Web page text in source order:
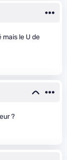
mais le U de
?